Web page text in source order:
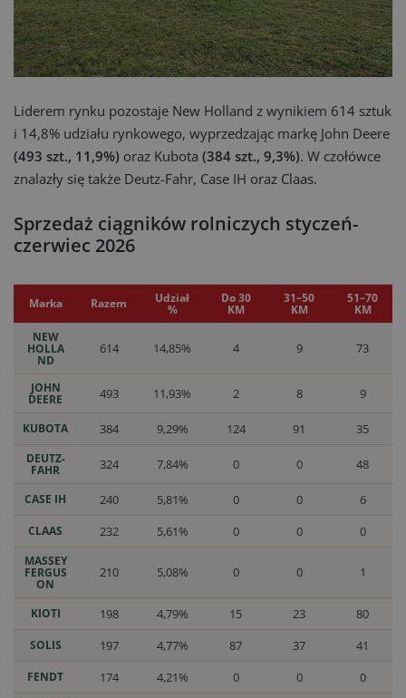
Liderem rynku pozostaje New Holland z wynikiem 614 sztuk
i 14,8% udziału rynkowego, wyprzedzając markę John Deere
(493 szt., 11,9%) oraz Kubota (384 szt., 9,3%). W czołówce
znalazły się także Deutz-Fahr, Case IH oraz Claas.
Sprzedaż ciągników rolniczych styczeń-
czerwiec 2026
Marka Razem Udział
%
Do 30
KM
31–50
KM
51–70
KM
NEW
HOLLA
ND
614 14,85% 4 9 73
JOHN
DEERE 493 11,93% 2 8 9
KUBOTA 384 9,29% 124 91 35
DEUTZ-
FAHR 324 7,84% 0 0 48
CASE IH 240 5,81% 0 0 6
CLAAS 232 5,61% 0 0 0
MASSEY
FERGUS
ON
210 5,08% 0 0 1
KIOTI 198 4,79% 15 23 80
SOLIS 197 4,77% 87 37 41
FENDT 174 4,21% 0 0 0